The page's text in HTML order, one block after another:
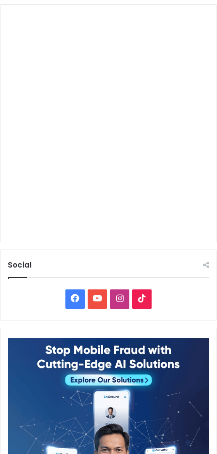
Social
Facebook
YouTubeInstagram